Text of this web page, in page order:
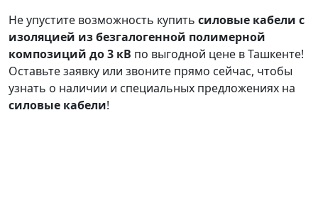
Не упустите возможность купить силовые кабели с
изоляцией из безгалогенной полимерной
композиций до 3 кВ по выгодной цене в Ташкенте!
Оставьте заявку или звоните прямо сейчас, чтобы
узнать о наличии и специальных предложениях на
силовые кабели!